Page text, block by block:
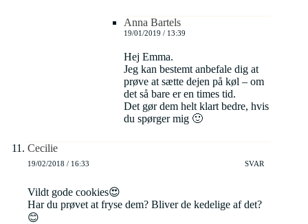
Anna Bartels
19/01/2019 / 13:39
Hej Emma.
Jeg kan bestemt anbefale dig at
prøve at sætte dejen på køl – om
det så bare er en times tid.
Det gør dem helt klart bedre, hvis
du spørger mig 🙂
Cecilie
19/02/2018 / 16:33 SVAR
Vildt gode cookies😍
Har du prøvet at fryse dem? Bliver de kedelige af det?
😊